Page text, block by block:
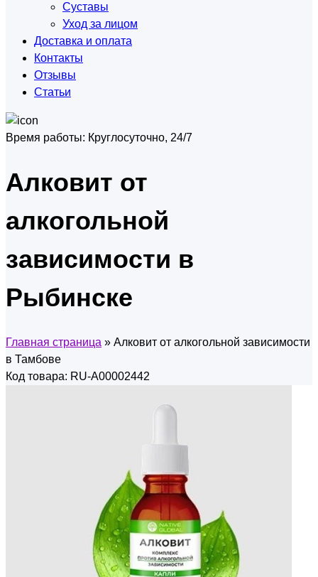
Суставы
Уход за лицом
Доставка и оплата
Контакты
Отзывы
Статьи
Время работы: Круглосуточно, 24/7
Алковит от
алкогольной
зависимости в
Рыбинске
Главная страница » Алковит от алкогольной зависимости
в Тамбове
Код товара: RU-A00002442